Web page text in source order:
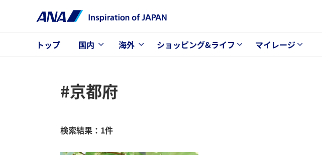
トップ 国内 海外 ショッピング&ライフ マイレージ
#京都府
検索結果：1件